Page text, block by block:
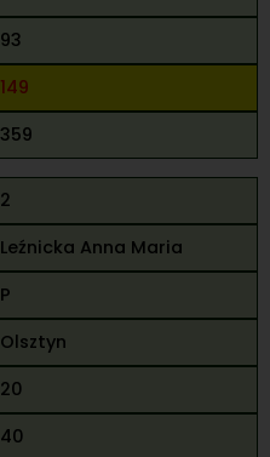
93
149
359
2
Leźnicka Anna Maria
P
Olsztyn
20
40